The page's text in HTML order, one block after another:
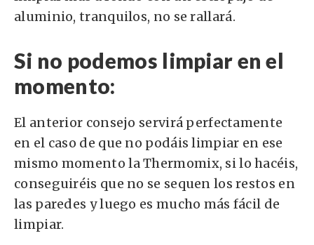
aluminio, tranquilos, no se rallará.
Si no podemos limpiar en el
momento:
El anterior consejo servirá perfectamente
en el caso de que no podáis limpiar en ese
mismo momento la Thermomix, si lo hacéis,
conseguiréis que no se sequen los restos en
las paredes y luego es mucho más fácil de
limpiar.